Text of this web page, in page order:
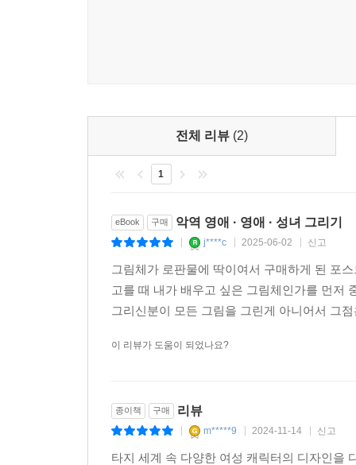
10 액세서리 칠하기
11 마무리 작업으로 전체 퀄리티 높이기
12 완성 일러스트
전체 리뷰 (2)
1
eBook 구매 악역 영애 · 영애 · 성녀 그리기
j****c 2025-06-02 신고
그림체가 로판물에 딱이여서 구매하게 된 포
고를 때 내가 배우고 싶은 그림체인가를 먼저
그리신분이 모든 그림을 그린게 아니어서 그
이 리뷰가 도움이 되었나요?
종이책 구매 리뷰
m*****9 2024-11-14 신고
타지 세계 속 다양한 여성 캐릭터의 디자인을